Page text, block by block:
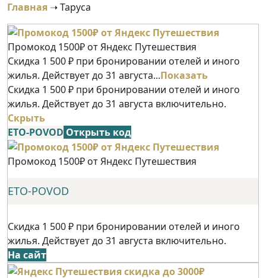
Главная ➝Таруса
Промокод 1500₽ от Яндекс Путешествия
Скидка 1 500 ₽ при бронировании отелей и иного
жилья. Действует до 31 августа...Показать
Скидка 1 500 ₽ при бронировании отелей и иного
жилья. Действует до 31 августа включительно.
Скрыть
ETO-POVOD Открыть код
Промокод 1500₽ от Яндекс Путешествия
ETO-POVOD
Скидка 1 500 ₽ при бронировании отелей и иного
жилья. Действует до 31 августа включительно.
На сайт